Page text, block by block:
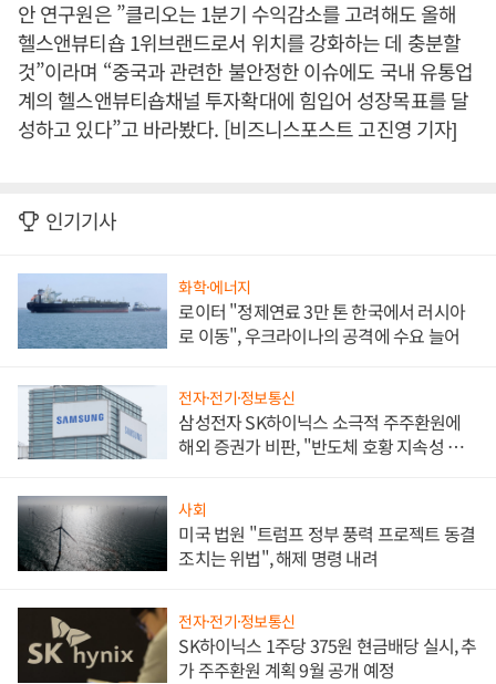
안 연구원은 ”클리오는 1분기 수익감소를 고려해도 올해
헬스앤뷰티숍 1위브랜드로서 위치를 강화하는 데 충분할
것”이라며 “중국과 관련한 불안정한 이슈에도 국내 유통업
계의 헬스앤뷰티숍채널 투자확대에 힘입어 성장목표를 달
성하고 있다”고 바라봤다. [비즈니스포스트 고진영 기자]
인기기사
화학·에너지
로이터 "정제연료 3만 톤 한국에서 러시아
로 이동", 우크라이나의 공격에 수요 늘어
전자·전기·정보통신
삼성전자 SK하이닉스 소극적 주주환원에
해외 증권가 비판, "반도체 호황 지속성 의
사회
미국 법원 "트럼프 정부 풍력 프로젝트 동결
조치는 위법", 해제 명령 내려
전자·전기·정보통신
SK하이닉스 1주당 375원 현금배당 실시, 추
가 주주환원 계획 9월 공개 예정